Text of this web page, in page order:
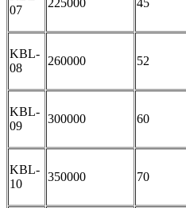
07
225000 45
KBL-
08
260000 52
KBL-
09
300000 60
KBL-
10
350000 70